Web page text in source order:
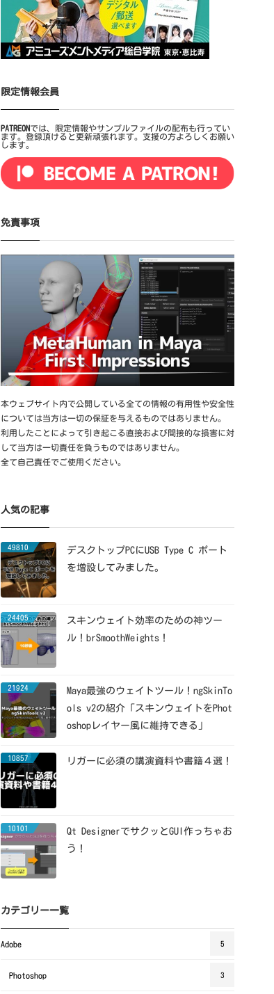
限定情報会員
PATREONでは、限定情報やサンプルファイルの配布も行ってい
ます。登録頂けると更新頑張れます。支援の方よろしくお願い
します。
免責事項
本ウェブサイト内で公開している全ての情報の有用性や安全性
については当方は一切の保証を与えるものではありません。
利用したことによって引き起こる直接および間接的な損害に対
して当方は一切責任を負うものではありません。
全て自己責任でご使用ください。
人気の記事
49810
デスクトップPCにUSB Type C ポート
を増設してみました。
24405
スキンウェイト効率のための神ツー
ル！brSmoothWeights！
21924
Maya最強のウェイトツール！ngSkinTo
ols v2の紹介「スキンウェイトをPhot
oshopレイヤー風に維持できる」
10857 リガーに必須の講演資料や書籍４選！
10101
Qt DesignerでサクッとGUI作っちゃお
う！
カテゴリー一覧
Adobe 5
Photoshop 3